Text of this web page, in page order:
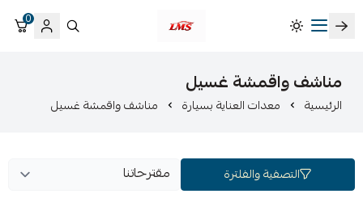
متجر لمسات الشرقية لزينة سيارات LMS
0
مناشف واقمشة غسيل
الرئيسية معدات العناية بسيارة مناشف واقمشة غسيل
التصفية والفلترة